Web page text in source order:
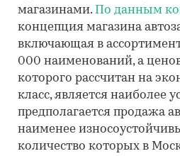
магазинами. По данным
концепция магазина
включающая в
000 наименований, а
которого рассчитан на
класс, является наиболее
предполагается продажа
наименее
количество которых в